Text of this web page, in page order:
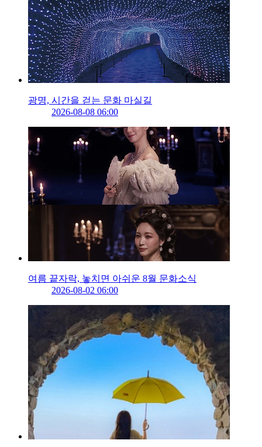
광명, 시간을 걷는 문화 마실길
2026-08-08 06:00
여름 끝자락, 놓치면 아쉬운 8월 문화소식
2026-08-02 06:00